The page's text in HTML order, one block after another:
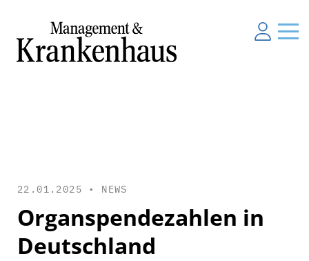
22.01.2025 • NEWS
Organspendezahlen in
Deutschland